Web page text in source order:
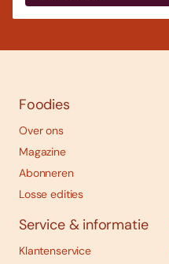
Foodies
Over ons
Magazine
Abonneren
Losse edities
Service & informatie
Klantenservice